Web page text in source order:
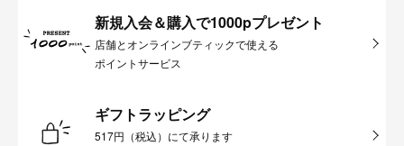
新規入会＆購入で1000pプレゼント
店舗とオンラインブティックで使える
ポイントサービス
ギフトラッピング
517円（税込）にて承ります